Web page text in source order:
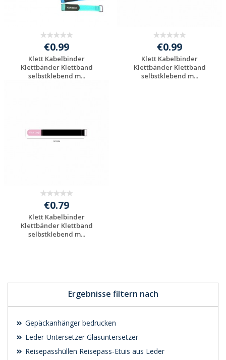
Ergebnisse filtern nach
Gepäckanhänger bedrucken
Leder-Untersetzer Glasuntersetzer
Reisepasshüllen Reisepass-Etuis aus Leder
€0.99
Klett Kabelbinder
Klettbänder Klettband
selbstklebend m...
€0.99
Klett Kabelbinder
Klettbänder Klettband
selbstklebend m...
€0.79
Klett Kabelbinder
Klettbänder Klettband
selbstklebend m...